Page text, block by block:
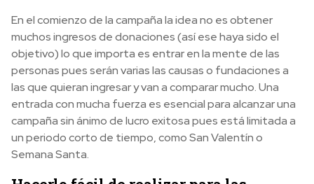
En el comienzo de la campaña la idea no es obtener
muchos ingresos de donaciones (así ese haya sido el
objetivo) lo que importa es entrar en la mente de las
personas pues serán varias las causas o fundaciones a
las que quieran ingresar y van a comparar mucho. Una
entrada con mucha fuerza es esencial para alcanzar una
campaña sin ánimo de lucro exitosa pues está limitada a
un periodo corto de tiempo, como San Valentín o
Semana Santa.